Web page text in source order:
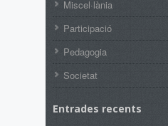
Miscel·lània
Participació
Pedagogia
Societat
Entrades recents